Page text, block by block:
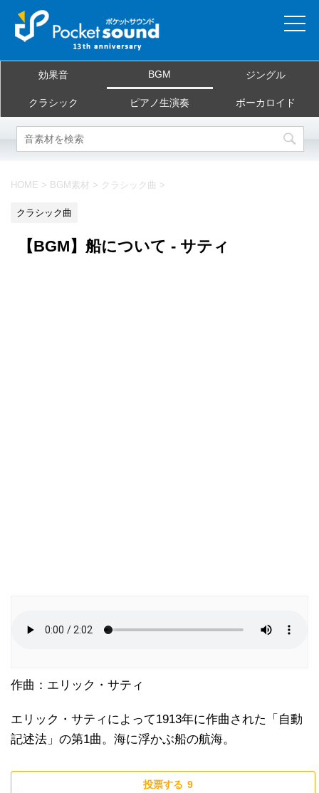
当サイトについて
ご利用規約
お問合せ
効果音 BGM ジングル
クラシック ピアノ生演奏 ボーカロイド
HOME > BGM素材 > クラシック曲 >
クラシック曲
【BGM】船について - サティ
作曲：エリック・サティ
エリック・サティによって1913年に作曲された「自動
記述法」の第1曲。海に浮かぶ船の航海。
投票する 9